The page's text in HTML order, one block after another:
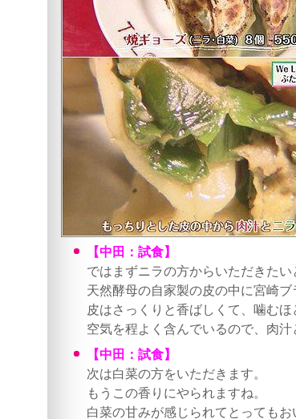
【中田：試食】
ではまずニラの方からいただきたい
天然酵母の自家製の皮の中に宮崎
皮はさっくりと香ばしくて、噛む
空気を程よく含んでいるので、肉汁
【中田：試食】
次は白菜の方をいただきます。
もうこの香りにやられますね。
白菜の甘みが感じられてとってもお